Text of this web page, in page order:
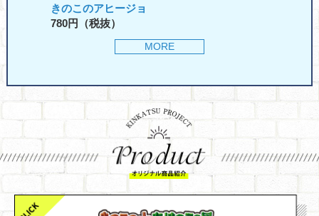
きのこのアヒージョ
780円（税抜）
MORE